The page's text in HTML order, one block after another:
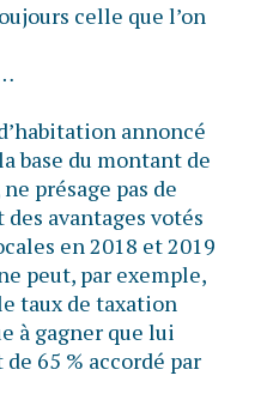
celle que l’on
annoncé
base du montant de
présage pas de
avantages votés
en 2018 et 2019
peut, par exemple,
taux de taxation
à gagner que lui
65 % accordé par